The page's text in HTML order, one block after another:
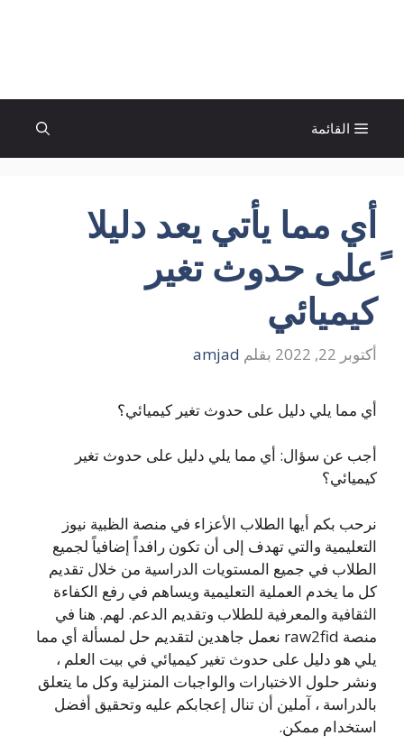
القائمة
أي مما يأتي يعد دليلا
ًعلى حدوث تغير
كيميائي
أكتوبر 22, 2022 بقلم amjad
أي مما يلي دليل على حدوث تغير كيميائي؟
أجب عن سؤال: أي مما يلي دليل على حدوث تغير
كيميائي؟
نرحب بكم أيها الطلاب الأعزاء في منصة الظبية نيوز
التعليمية والتي تهدف إلى أن تكون رافداً إضافياً لجميع
الطلاب في جميع المستويات الدراسية من خلال تقديم
كل ما يخدم العملية التعليمية ويساهم في رفع الكفاءة
الثقافية والمعرفية للطلاب وتقديم الدعم. لهم. هنا في
منصة raw2fid نعمل جاهدين لتقديم حل لمسألة أي مما
يلي هو دليل على حدوث تغير كيميائي في بيت العلم ،
ونشر حلول الاختبارات والواجبات المنزلية وكل ما يتعلق
بالدراسة ، آملين أن تنال إعجابكم عليه وتحقيق أفضل
استخدام ممكن.